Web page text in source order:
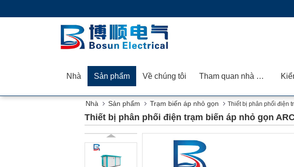
Nhà Sản phẩm Về chúng tôi Tham quan nhà máy
Nhà Sản phẩm Trạm biến áp nhỏ gọn Thiết bị phân phối điện
Thiết bị phân phối điện trạm biến áp nhỏ gọn